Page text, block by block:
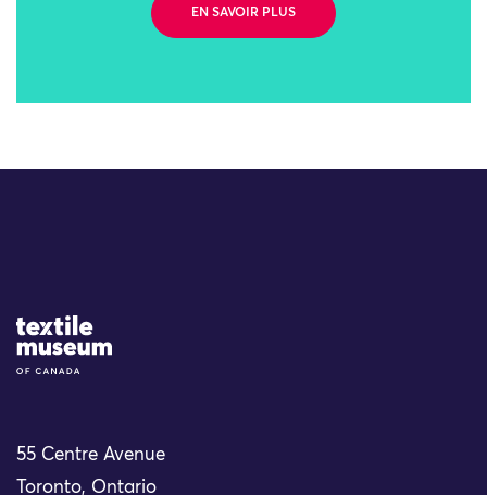
EN SAVOIR PLUS
Site Logo
55 Centre Avenue
Toronto, Ontario